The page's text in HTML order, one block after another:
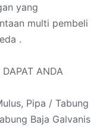
yang
multi pembeli
.
ANDA
Pipa / Tabung
Baja Galvanis